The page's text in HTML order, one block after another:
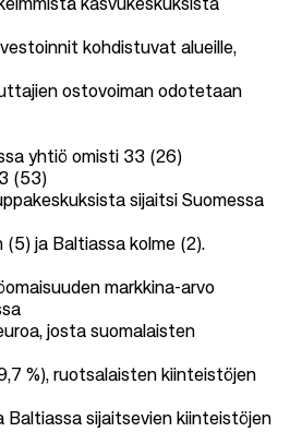
kasvukeskuksista
kohdistuvat alueille,
ostovoiman odotetaan
yhtiö omisti 33 (26)
(53)
sijaitsi Suomessa
(5) ja Baltiassa kolme (2).
markkina-arvo
josta suomalaisten
%), ruotsalaisten kiinteistöjen
Baltiassa sijaitsevien kiinteistöjen